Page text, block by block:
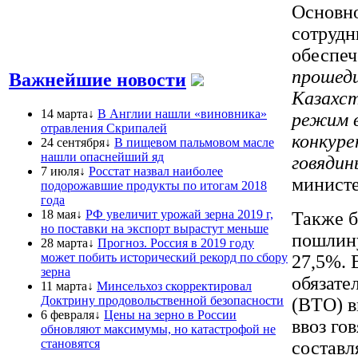
Важнейшие новости
14 марта↓ В Англии нашли «виновника»
отравления Скрипалей
24 сентября↓ В пищевом пальмовом масле
нашли опаснейший яд
7 июля↓ Росстат назвал наиболее
подорожавшие продукты по итогам 2018
года
18 мая↓ РФ увеличит урожай зерна 2019 г,
но поставки на экспорт вырастут меньше
28 марта↓ Прогноз. Россия в 2019 году
может побить исторический рекорд по сбору
зерна
11 марта↓ Минсельхоз скорректировал
Доктрину продовольственной безопасности
6 февраля↓ Цены на зерно в России
обновляют максимумы, но катастрофой не
становятся
режим
Также
27,5%.
(ВТО)
ввоз